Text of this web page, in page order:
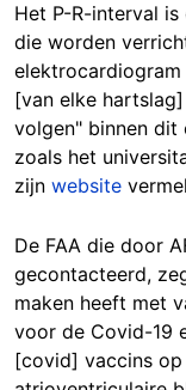
Het P-R-interval
die worden
elektrocardiogram
[van elke
volgen" binnen
zoals het
zijn website
De FAA die door
gecontacteerd,
maken heeft met
voor de Covid-19
[covid] vaccins op